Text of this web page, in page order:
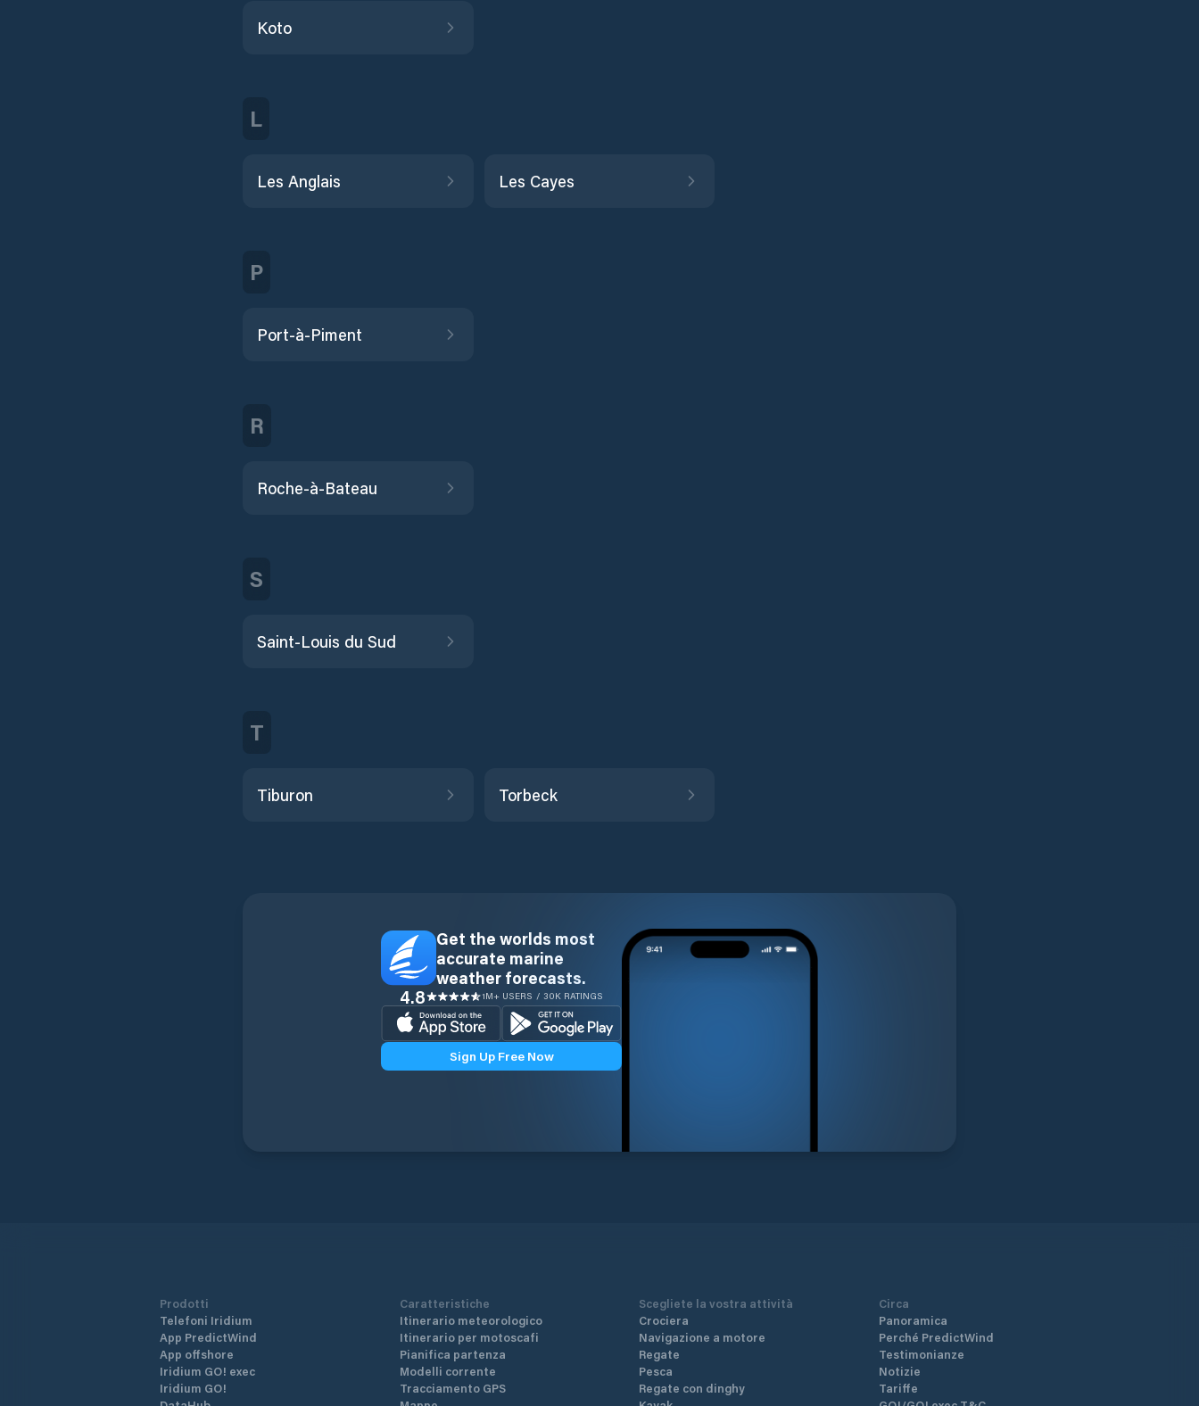
Koto
L
Les Anglais Les Cayes
P
Port-à-Piment
R
Roche-à-Bateau
S
Saint-Louis du Sud
T
Tiburon Torbeck
Get the worlds most
accurate marine
weather forecasts.
4.8 1M+ USERS / 30K RATINGS
Sign Up Free Now
Prodotti
Telefoni Iridium
App PredictWind
App offshore
Iridium GO! exec
Iridium GO!
Caratteristiche
Itinerario meteorologico
Itinerario per motoscafi
Pianifica partenza
Modelli corrente
Tracciamento GPS
Scegliete la vostra attività
Crociera
Navigazione a motore
Regate
Pesca
Regate con dinghy
Circa
Panoramica
Perché PredictWind
Testimonianze
Notizie
Tariffe